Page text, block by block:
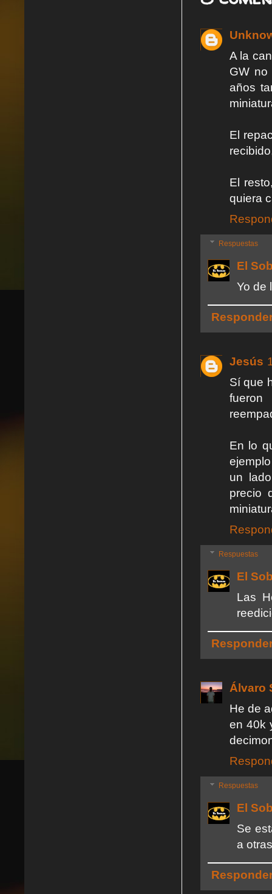
A la
GW no
años
El
El
quiera
Respuestas
El
Yo de
Jesús
Sí que
fueron
En lo
un
precio
Respuestas
El
Las
Álvaro
He de
en 40k
Respuestas
El
Se
a